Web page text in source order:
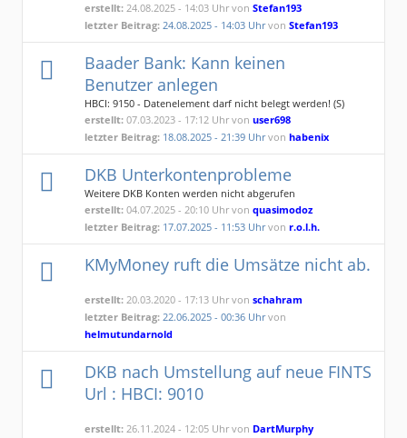
erstellt: 24.08.2025 - 14:03 Uhr vonStefan193
letzter Beitrag: 24.08.2025 - 14:03 UhrvonStefan193
Baader Bank: Kann keinen
Benutzer anlegen
HBCI: 9150 - Datenelement darf nicht belegt werden! (S)
erstellt: 07.03.2023 - 17:12 Uhr vonuser698
letzter Beitrag: 18.08.2025 - 21:39 Uhrvonhabenix
DKB Unterkontenprobleme
Weitere DKB Konten werden nicht abgerufen
erstellt: 04.07.2025 - 20:10 Uhr vonquasimodoz
letzter Beitrag: 17.07.2025 - 11:53 Uhrvonr.o.l.h.
KMyMoney ruft die Umsätze nicht ab.
erstellt: 20.03.2020 - 17:13 Uhr vonschahram
letzter Beitrag: 22.06.2025 - 00:36 Uhrvon
helmutundarnold
DKB nach Umstellung auf neue FINTS
Url : HBCI: 9010
erstellt: 26.11.2024 - 12:05 Uhr von DartMurphy